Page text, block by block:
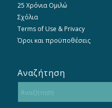
25 Χρόνια Ομιλώ
Σχόλια
Terms of Use & Privacy
Όροι και προϋποθέσεις
Αναζήτηση